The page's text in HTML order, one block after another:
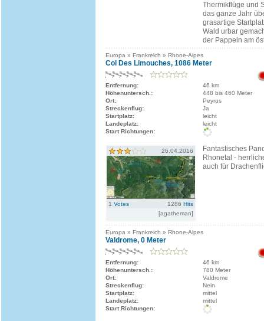
Thermikflüge und
das ganze Jahr
grasartige
Wald urbar
der Pappeln am
Europa » Frankreich » Rhone-Alpes
Col Des Limouches, 1086 Meter
Entfernung:
46 km
Höhenuntersch.:
448 bis 460 Meter
Ort:
Peyrus
Streckenflug:
Ja
Startplatz:
leicht
Landeplatz:
leicht
Start Richtungen:
26.04.2016
1 Votes 1286 Hits
[agatheman]
Fantastisches
Rhonetal -
auch für
Europa » Frankreich » Rhone-Alpes
Valdrome, 0 Meter
Entfernung:
46 km
Höhenuntersch.:
780 Meter
Ort:
Valdrome
Streckenflug:
Nein
Startplatz:
mittel
Landeplatz:
mittel
Start Richtungen: